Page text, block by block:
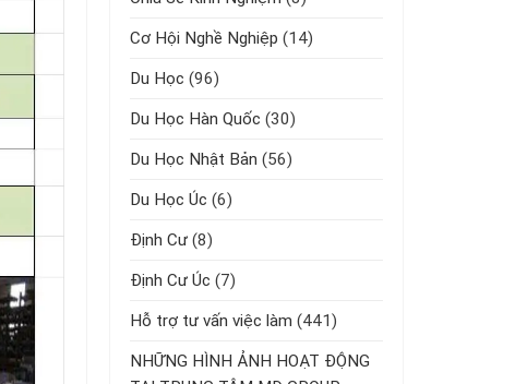
Cơ Hội Nghề Nghiệp (14)
Du Học (96)
Du Học Hàn Quốc (30)
Du Học Nhật Bản (56)
Du Học Úc (6)
Định Cư (8)
Định Cư Úc (7)
Hỗ trợ tư vấn việc làm (441)
NHỮNG HÌNH ẢNH HOẠT ĐỘNG